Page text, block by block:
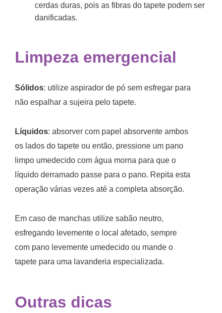
cerdas duras, pois as fibras do tapete podem ser
danificadas.
Limpeza emergencial
Sólidos: utilize aspirador de pó sem esfregar para
não espalhar a sujeira pelo tapete.
Líquidos: absorver com papel absorvente ambos
os lados do tapete ou então, pressione um pano
limpo umedecido com água morna para que o
líquido derramado passe para o pano. Repita esta
operação várias vezes até a completa absorção.
Em caso de manchas utilize sabão neutro,
esfregando levemente o local afetado, sempre
com pano levemente umedecido ou mande o
tapete para uma lavanderia especializada.
Outras dicas